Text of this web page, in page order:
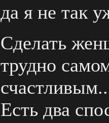
да я не так
Сделать
трудно
Есть два